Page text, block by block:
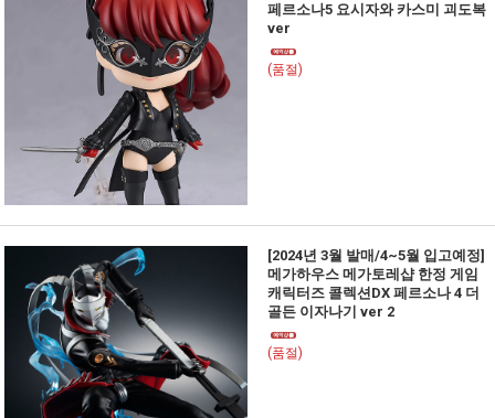
페르소나5 요시자와 카스미 괴도복
ver
(품절)
[2024년 3월 발매/4~5월 입고예정]
메가하우스 메가토레샵 한정 게임
캐릭터즈 콜렉션DX 페르소나 4 더
골든 이자나기 ver 2
(품절)